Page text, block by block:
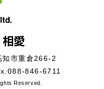
市重倉266-2
846-6711
Reserved.